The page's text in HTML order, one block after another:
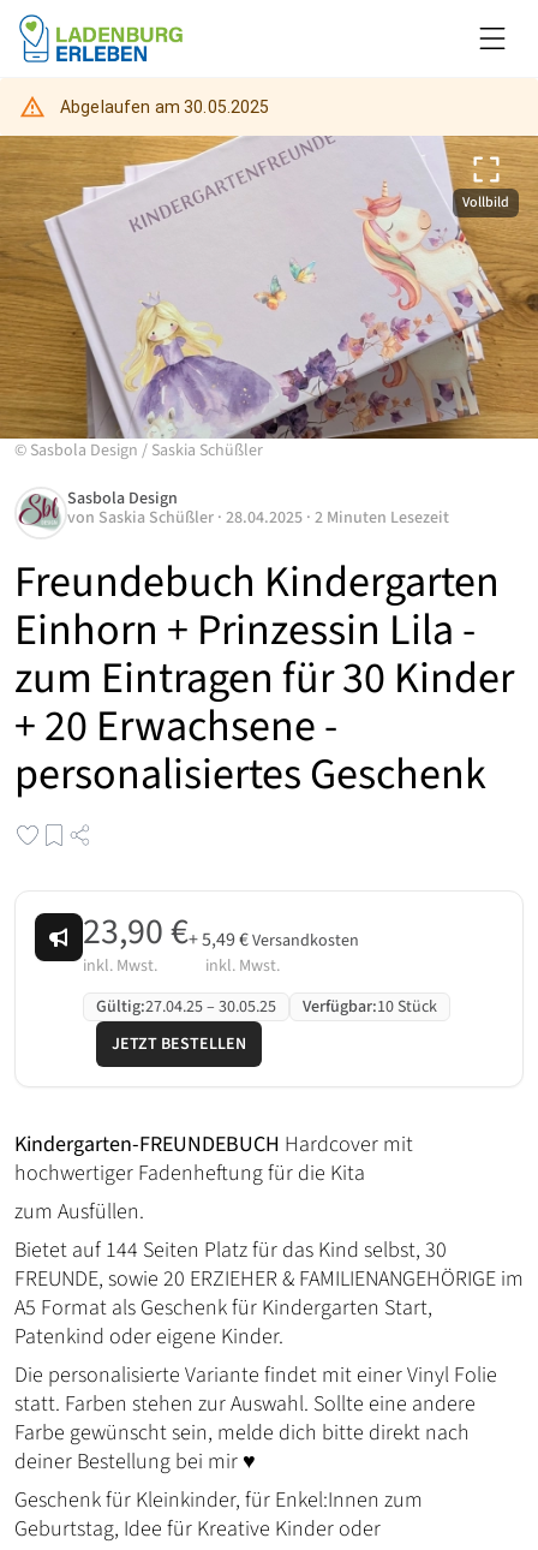
Abgelaufen am30.05.2025
Vollbild
© Sasbola Design / Saskia Schüßler
Freundebuch Kindergarten
Einhorn + Prinzessin Lila -
zum Eintragen für 30 Kinder
+ 20 Erwachsene -
personalisiertes Geschenk
Sasbola Design
von Saskia Schüßler · 28.04.2025 · 2 Minuten Lesezeit
23,90 €
inkl. Mwst.
+5,49 €Versandkosten
inkl. Mwst.
Gültig:27.04.25– 30.05.25 Verfügbar:10 Stück
JETZT BESTELLEN
Kindergarten-FREUNDEBUCH Hardcover mit
hochwertiger Fadenheftung für die Kita
zum Ausfüllen.
Bietet auf 144 Seiten Platz für das Kind selbst, 30
FREUNDE, sowie 20 ERZIEHER & FAMILIENANGEHÖRIGE im
A5 Format als Geschenk für Kindergarten Start,
Patenkind oder eigene Kinder.
Die personalisierte Variante findet mit einer Vinyl Folie
statt. Farben stehen zur Auswahl. Sollte eine andere
Farbe gewünscht sein, melde dich bitte direkt nach
deiner Bestellung bei mir ♥
Geschenk für Kleinkinder, für Enkel:Innen zum
Geburtstag, Idee für Kreative Kinder oder